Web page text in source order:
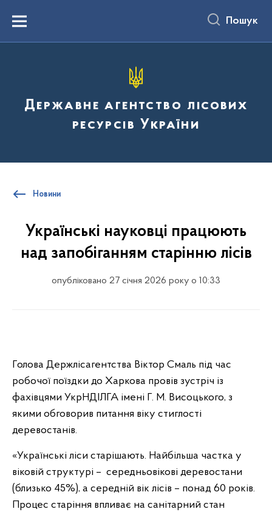
вмістуMenu Пошук
Державне агентство лісових
ресурсів України
Новини
Українські науковці працюють
над запобіганням старінню лісів
опубліковано 27 січня 2026 року о 10:33
Голова Держлісагентства Віктор Смаль під час
робочої поїздки до Харкова провів зустріч із
фахівцями УкрНДІЛГА імені Г. М. Висоцького, з
якими обговорив питання віку стиглості
деревостанів.
«Українські ліси старішають. Найбільша частка у
віковій структурі – середньовікові деревостани
(близько 45%), а середній вік лісів – понад 60 років.
Процес старіння впливає на санітарний стан